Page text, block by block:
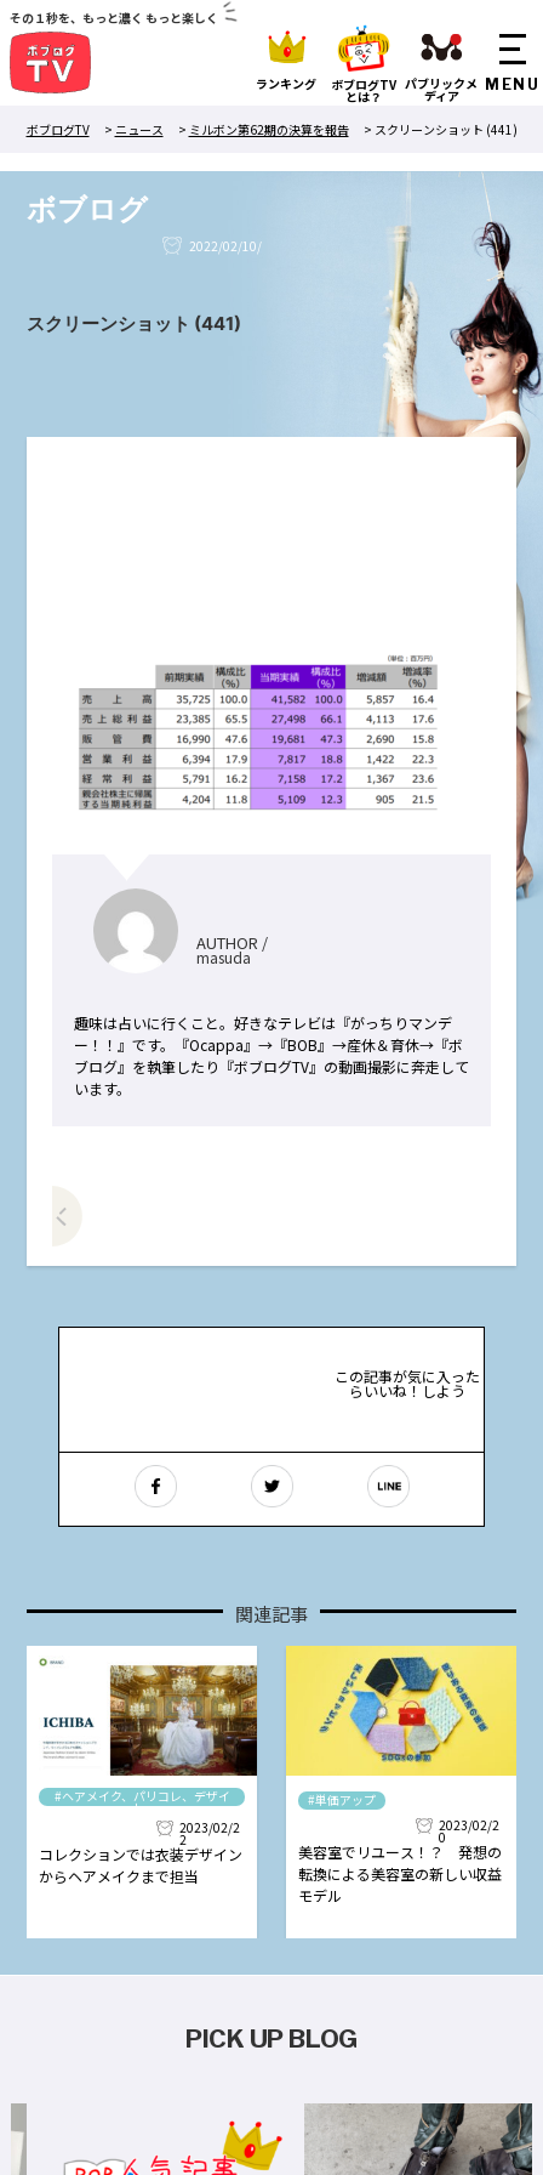
その１秒を、もっと濃く もっと楽しく
ランキング ボブログTV
とは？
パブリックメ
ディア
ボブログTV
> ニュース > ミルボン第62期の決算を報告 > スクリーンショット (441)
ボブログ
2022/02/10/
スクリーンショット (441)
AUTHOR /
masuda
趣味は占いに行くこと。好きなテレビは『がっちりマンデ
ー！！』です。『Ocappa』→『BOB』→産休＆育休→『ボ
ブログ』を執筆したり『ボブログTV』の動画撮影に奔走して
います。
この記事が気に入った
らいいね！しよう
関連記事
#ヘアメイク、パリコレ、デザイ
ナー
2023/02/2
2
コレクションでは衣装デザイン
からヘアメイクまで担当
#単価アップ
2023/02/2
0
美容室でリユース！？ 発想の
転換による美容室の新しい収益
モデル
PICK UP BLOG